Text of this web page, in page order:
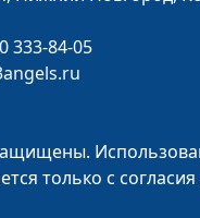
на
Ольга
333-84-05
только с